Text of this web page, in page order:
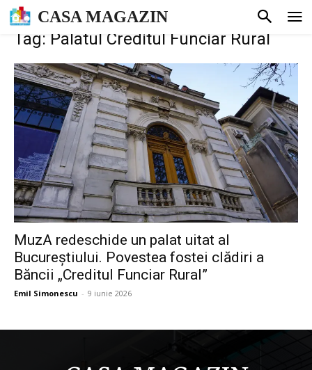
CASA MAGAZIN
Tag: Palatul Creditul Funciar Rural
MuzA redeschide un palat uitat al
Bucureștiului. Povestea fostei clădiri a
Băncii „Creditul Funciar Rural”
Emil Simonescu - 9 iunie 2026